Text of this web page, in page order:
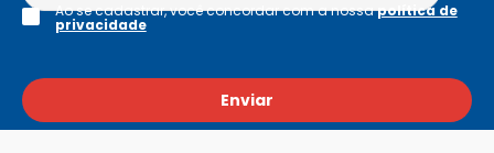
Enviar
Ao se cadastrar, você concordar com a nossapolítica de
privacidade